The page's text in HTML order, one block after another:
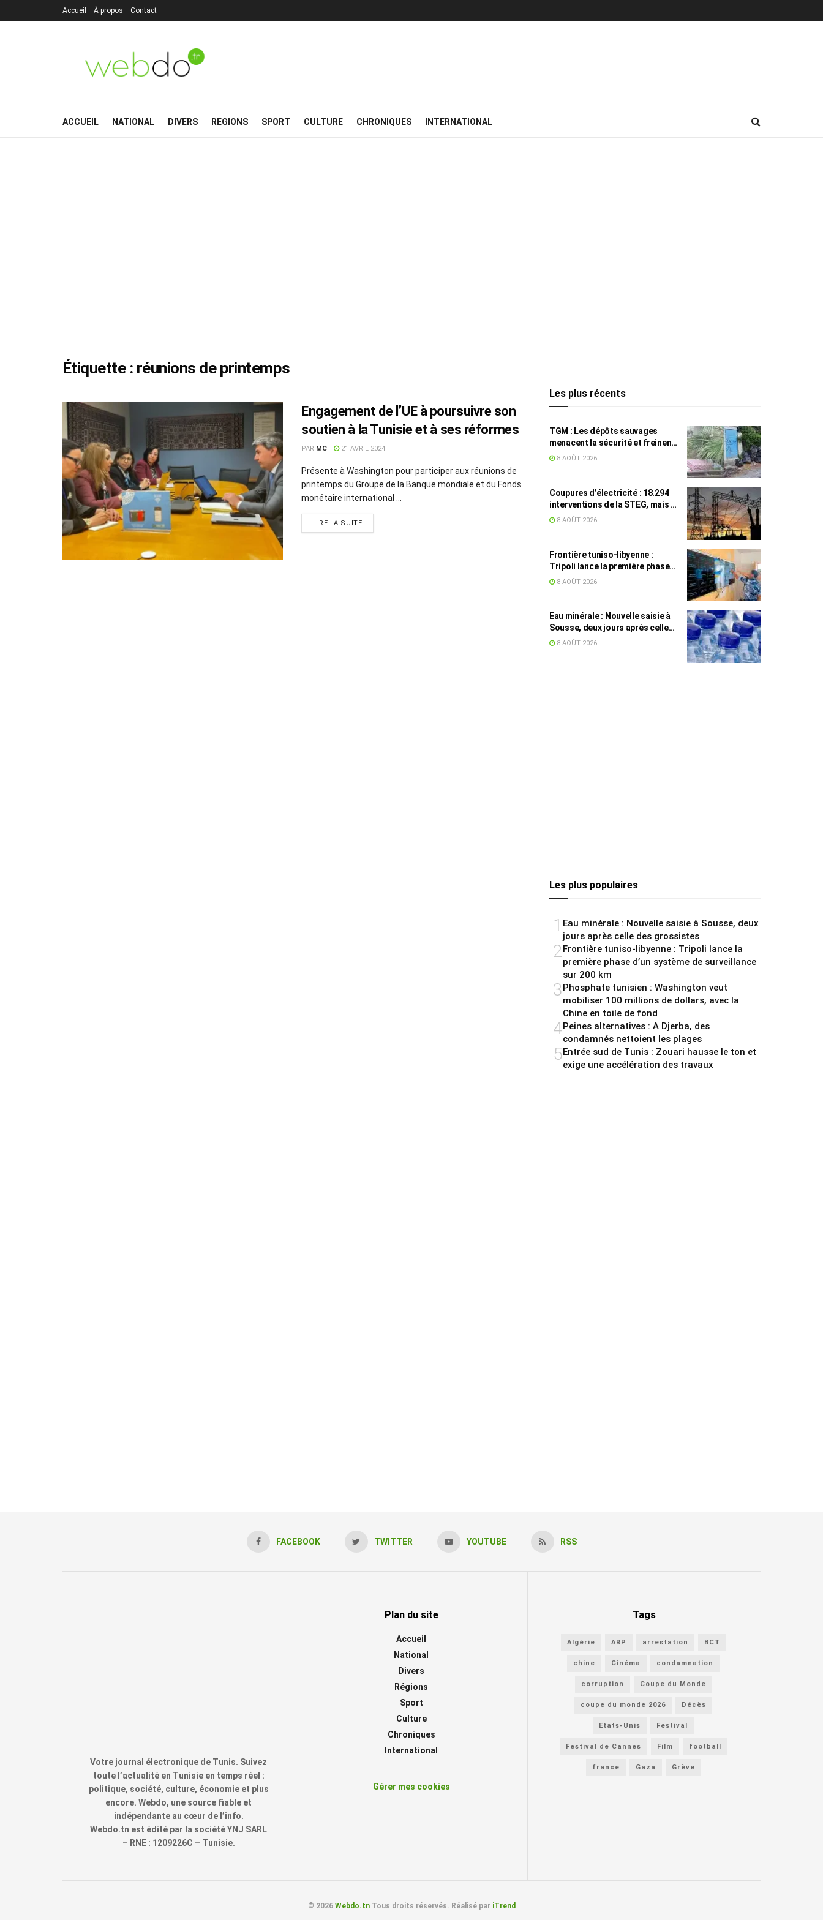
Accueil À propos Contact
ACCUEIL NATIONAL DIVERS REGIONS SPORT CULTURE CHRONIQUES INTERNATIONAL
Étiquette : réunions de printemps
Engagement de l’UE à poursuivre son
soutien à la Tunisie et à ses réformes
PAR MC 21 AVRIL 2024
Présente à Washington pour participer aux réunions de
printemps du Groupe de la Banque mondiale et du Fonds
monétaire international ...
LIRE LA SUITE
Les plus récents
TGM : Les dépôts sauvages
menacent la sécurité et freinent
les travaux
8 AOÛT 2026
Coupures d’électricité : 18.294
interventions de la STEG, mais la
colère ne retombe pas
8 AOÛT 2026
Frontière tuniso-libyenne :
Tripoli lance la première phase
d’un système de surveillance sur
8 AOÛT 2026
Eau minérale : Nouvelle saisie à
Sousse, deux jours après celle
des grossistes
8 AOÛT 2026
Les plus populaires
1 Eau minérale : Nouvelle saisie à Sousse, deux
jours après celle des grossistes
2Frontière tuniso-libyenne : Tripoli lance la
première phase d’un système de surveillance
sur 200 km
3Phosphate tunisien : Washington veut
mobiliser 100 millions de dollars, avec la
Chine en toile de fond
4Peines alternatives : A Djerba, des
condamnés nettoient les plages
5Entrée sud de Tunis : Zouari hausse le ton et
exige une accélération des travaux
FACEBOOK TWITTER YOUTUBE RSS
Votre journal électronique de Tunis. Suivez
toute l’actualité en Tunisie en temps réel :
politique, société, culture, économie et plus
encore. Webdo, une source fiable et
indépendante au cœur de l’info.
Webdo.tn est édité par la société YNJ SARL
– RNE : 1209226C – Tunisie.
Plan du site
Accueil
National
Divers
Régions
Sport
Culture
Chroniques
International
Gérer mes cookies
Tags
Algérie ARP arrestation BCT
chine Cinéma condamnation
corruption Coupe du Monde
coupe du monde 2026 Décès
Etats-Unis Festival
Festival de Cannes Film football
france Gaza Grève
© 2026 Webdo.tnTous droits réservés. Réalisé par iTrend